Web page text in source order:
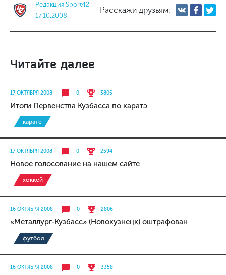
Редакция Sport42
17.10.2008
Расскажи друзьям:
Читайте далее
17 ОКТЯБРЯ 2008 0 3805
Итоги Первенства Кузбасса по каратэ
карате
17 ОКТЯБРЯ 2008 0 2594
Новое голосование на нашем сайте
хоккей
16 ОКТЯБРЯ 2008 0 2806
«Металлург-Кузбасс» (Новокузнецк) оштрафован
футбол
16 ОКТЯБРЯ 2008 0 3358